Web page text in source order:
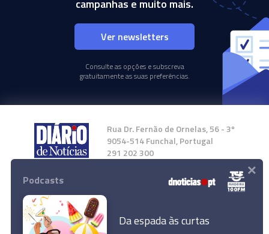
campanhas e muito mais.
Ver newsletters
Consulte as opções e subscreva
gratuitamente as suas preferências.
Rua Dr. Fernão de Ornelas, 56 - 3º
9054-514 Funchal, Portugal
291 202 300
Instale a nossa App
Podcasts
Da espada às curtas
×